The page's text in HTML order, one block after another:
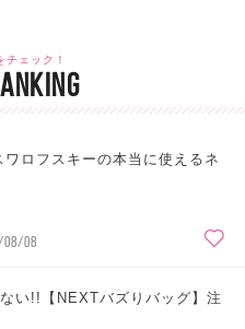
チェック！
ロフスキーの本当に使えるネ
08/08
い!!【NEXTバズりバッグ】注